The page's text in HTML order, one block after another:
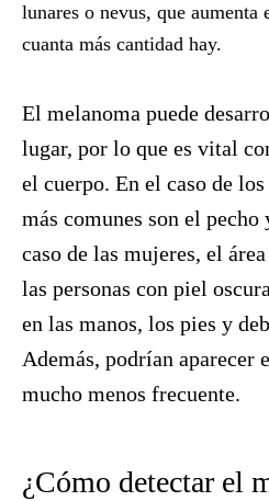
lunares o nevus, que aumenta
cuanta más cantidad hay.
El melanoma puede
lugar, por lo que es vital
el cuerpo. En el caso de
más comunes son el pecho
caso de las mujeres, el
las personas con piel
en las manos, los pies y
Además, podrían aparecer
mucho menos frecuente.
¿Cómo detectar el